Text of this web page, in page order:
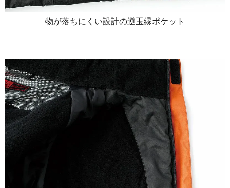
物が落ちにくい設計の逆玉縁ポケット